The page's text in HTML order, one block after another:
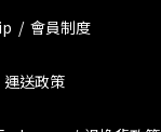
/ 會員制度
送政策